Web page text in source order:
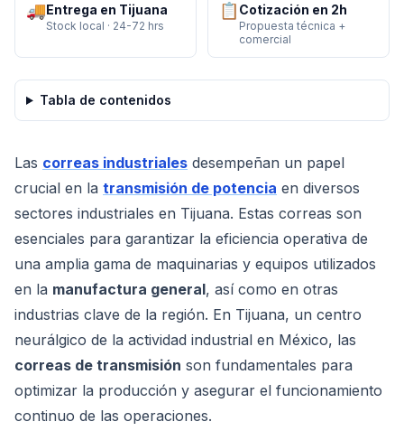
🚚Entrega en Tijuana
Stock local · 24-72 hrs
📋 Cotización en 2h
Propuesta técnica +
comercial
Tabla de contenidos
Las correas industriales desempeñan un papel
crucial en la transmisión de potencia en diversos
sectores industriales en Tijuana. Estas correas son
esenciales para garantizar la eficiencia operativa de
una amplia gama de maquinarias y equipos utilizados
en la manufactura general, así como en otras
industrias clave de la región. En Tijuana, un centro
neurálgico de la actividad industrial en México, las
correas de transmisión son fundamentales para
optimizar la producción y asegurar el funcionamiento
continuo de las operaciones.